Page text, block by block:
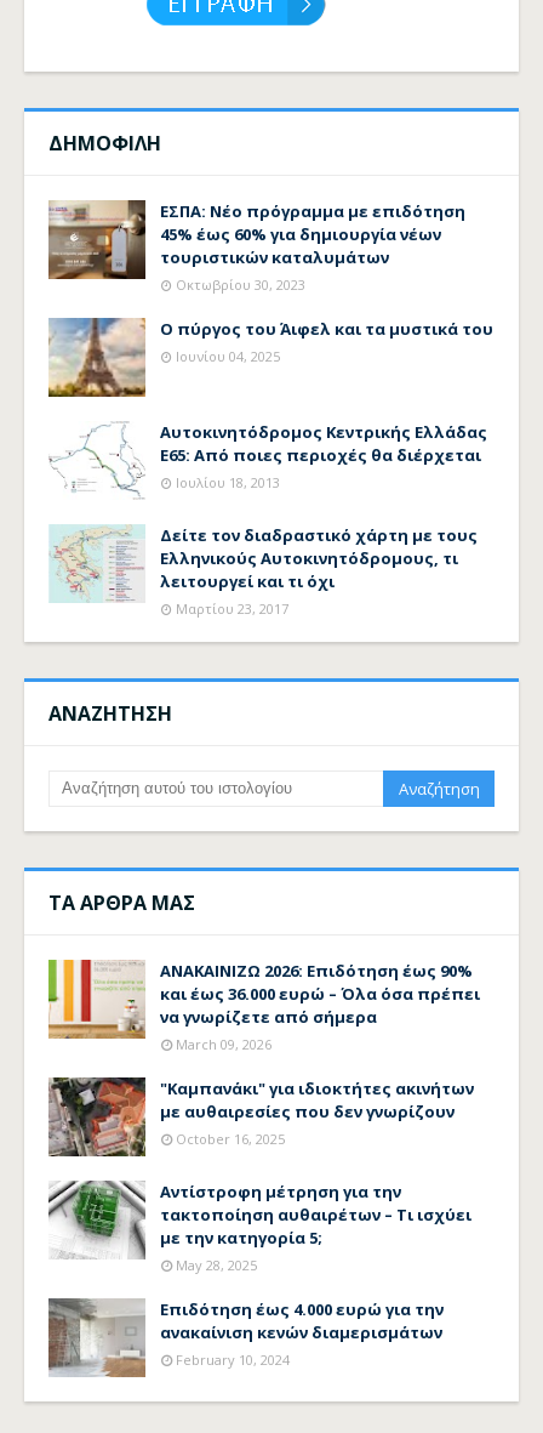
ΔΗΜΟΦΙΛΗ
ΕΣΠΑ: Νέο πρόγραμμα με επιδότηση
45% έως 60% για δημιουργία νέων
τουριστικών καταλυμάτων
Οκτωβρίου 30, 2023
Ο πύργος του Άιφελ και τα μυστικά του
Ιουνίου 04, 2025
Αυτοκινητόδρομος Κεντρικής Ελλάδας
Ε65: Από ποιες περιοχές θα διέρχεται
Ιουλίου 18, 2013
Δείτε τον διαδραστικό χάρτη με τους
Ελληνικούς Αυτοκινητόδρομους, τι
λειτουργεί και τι όχι
Μαρτίου 23, 2017
ΑΝΑΖΗΤΗΣΗ
ΤΑ ΑΡΘΡΑ ΜΑΣ
ΑΝΑΚΑΙΝΙΖΩ 2026: Επιδότηση έως 90%
και έως 36.000 ευρώ – Όλα όσα πρέπει
να γνωρίζετε από σήμερα
March 09, 2026
"Καμπανάκι" για ιδιοκτήτες ακινήτων
με αυθαιρεσίες που δεν γνωρίζουν
October 16, 2025
Αντίστροφη μέτρηση για την
τακτοποίηση αυθαιρέτων – Τι ισχύει
με την κατηγορία 5;
May 28, 2025
Επιδότηση έως 4.000 ευρώ για την
ανακαίνιση κενών διαμερισμάτων
February 10, 2024